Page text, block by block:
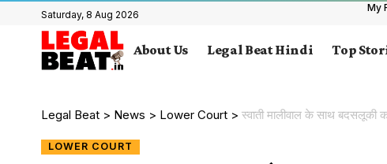
Saturday, 8 Aug 2026
My
About Us Legal Beat Hindi Top
Legal Beat > News > Lower Court > स्वाती मालीवाल के साथ बदसलूकी का
LOWER COURT